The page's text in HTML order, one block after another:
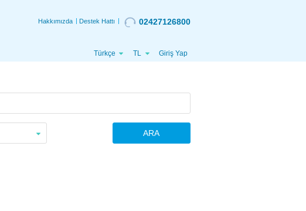
Hakkımızda Destek Hattı 02427126800
Türkçe TL Giriş Yap
ARA